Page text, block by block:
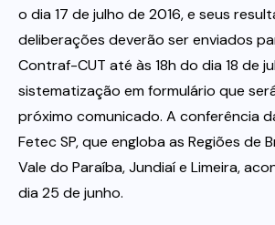
o dia 17 de julho de 2016, e seus
deliberações deverão ser enviados
Contraf-CUT até às 18h do dia 18 de
sistematização em formulário que
próximo comunicado. A conferência
Fetec SP, que engloba as Regiões de
Vale do Paraíba, Jundiaí e Limeira,
dia 25 de junho.